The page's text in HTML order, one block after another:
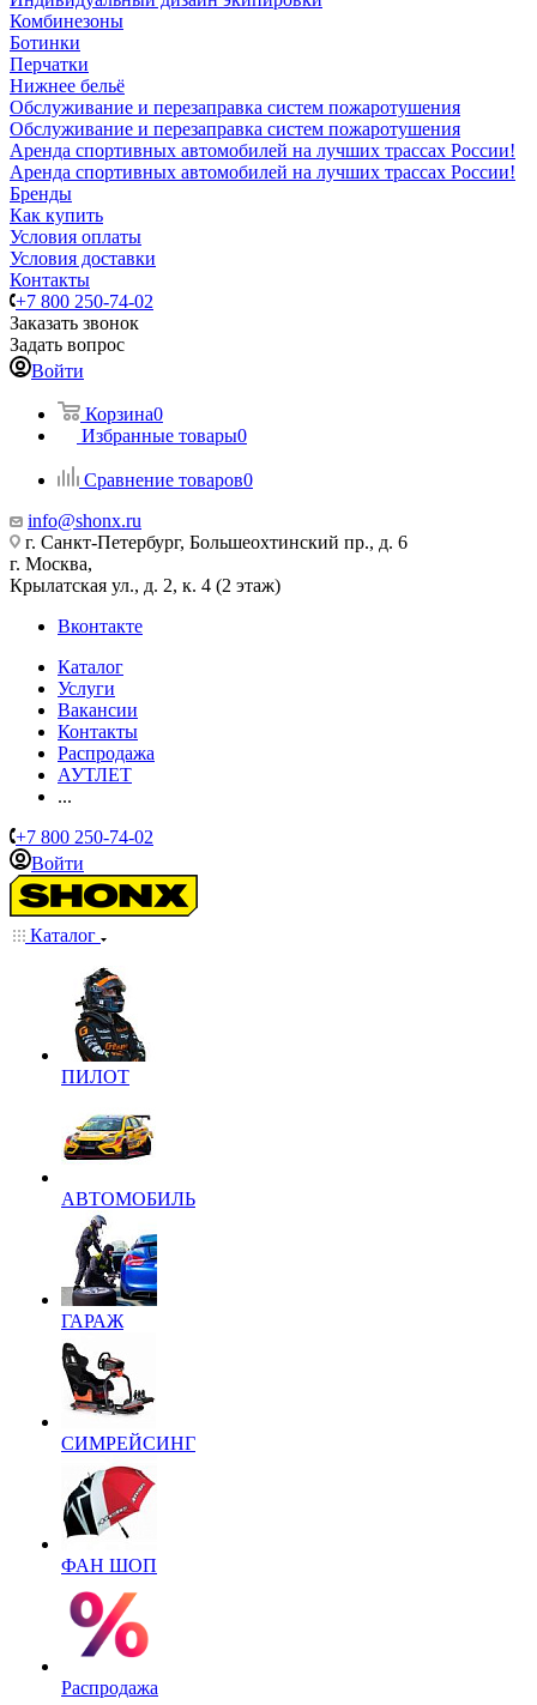
Комбинезоны
Ботинки
Перчатки
Нижнее бельё
Обслуживание и перезаправка систем пожаротушения
Обслуживание и перезаправка систем пожаротушения
Аренда спортивных автомобилей на лучших трассах России!
Аренда спортивных автомобилей на лучших трассах России!
Бренды
Как купить
Условия оплаты
Условия доставки
Контакты
+7 800 250-74-02
Заказать звонок
Задать вопрос
Войти
Корзина0
Избранные товары0
Сравнение товаров0
info@shonx.ru
г. Санкт-Петербург, Большеохтинский пр., д. 6
г. Москва,
Крылатская ул., д. 2, к. 4 (2 этаж)
Вконтакте
Каталог
Услуги
Вакансии
Контакты
Распродажа
АУТЛЕТ
...
+7 800 250-74-02
Войти
Каталог
ПИЛОТ
АВТОМОБИЛЬ
ГАРАЖ
СИМРЕЙСИНГ
ФАН ШОП
Распродажа